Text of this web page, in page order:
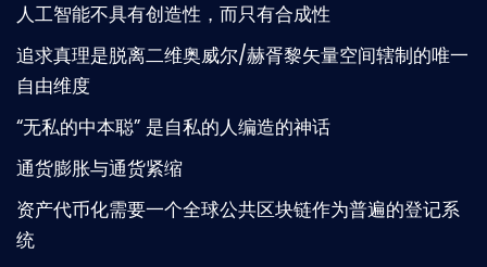
人工智能不具有创造性，而只有合成性
追求真理是脱离二维奥威尔/赫胥黎矢量空间辖制的唯一
自由维度
“无私的中本聪” 是自私的人编造的神话
通货膨胀与通货紧缩
资产代币化需要一个全球公共区块链作为普遍的登记系
统